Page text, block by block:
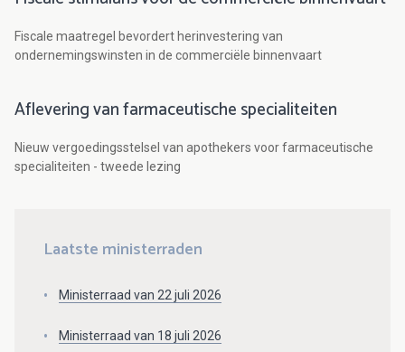
Fiscale maatregel bevordert herinvestering van
ondernemingswinsten in de commerciële binnenvaart
Aflevering van farmaceutische specialiteiten
Nieuw vergoedingsstelsel van apothekers voor farmaceutische
specialiteiten - tweede lezing
Laatste ministerraden
Ministerraad van 22 juli 2026
Ministerraad van 18 juli 2026